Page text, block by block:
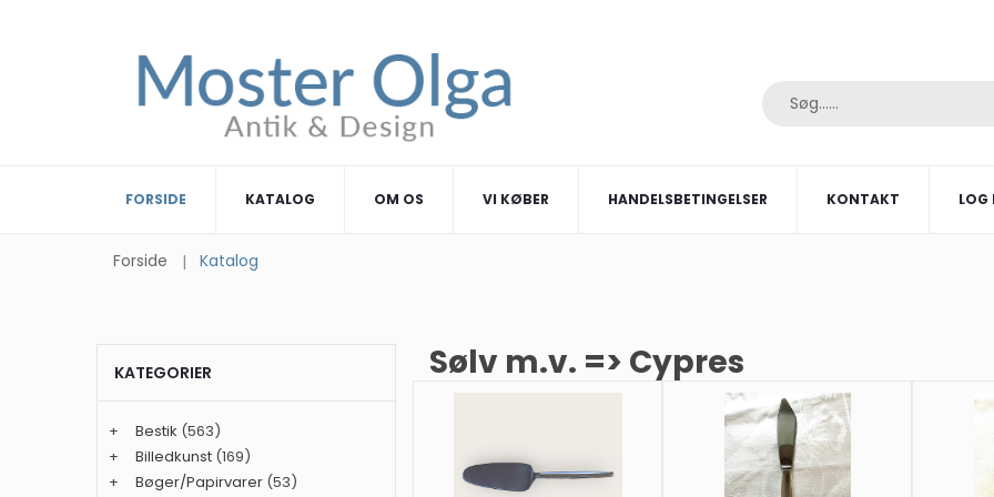
FORSIDE KATALOG OM OS VI KØBER HANDELSBETINGELSER KONTAKT LOG
Forside Katalog
Sølv m.v. => Cypres
KATEGORIER
+ Bestik (563)
+
Billedkunst (169)
+
Bøger/Papirvarer (53)